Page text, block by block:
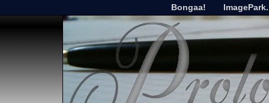
Bongaa!